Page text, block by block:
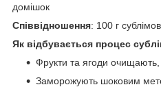
домішок
Співвідношення: 100 г
Як відбувається процес
Фрукти та ягоди
Заморожують шоковим